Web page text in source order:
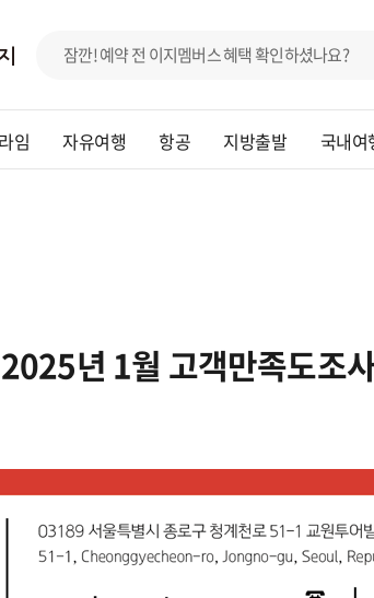
임 자유여행 항공 지방출발 국내여
년 1월 고객만족도조